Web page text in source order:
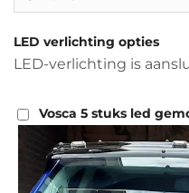
LED verlichting opties
LED-verlichting is
Vosca 5 stuks led